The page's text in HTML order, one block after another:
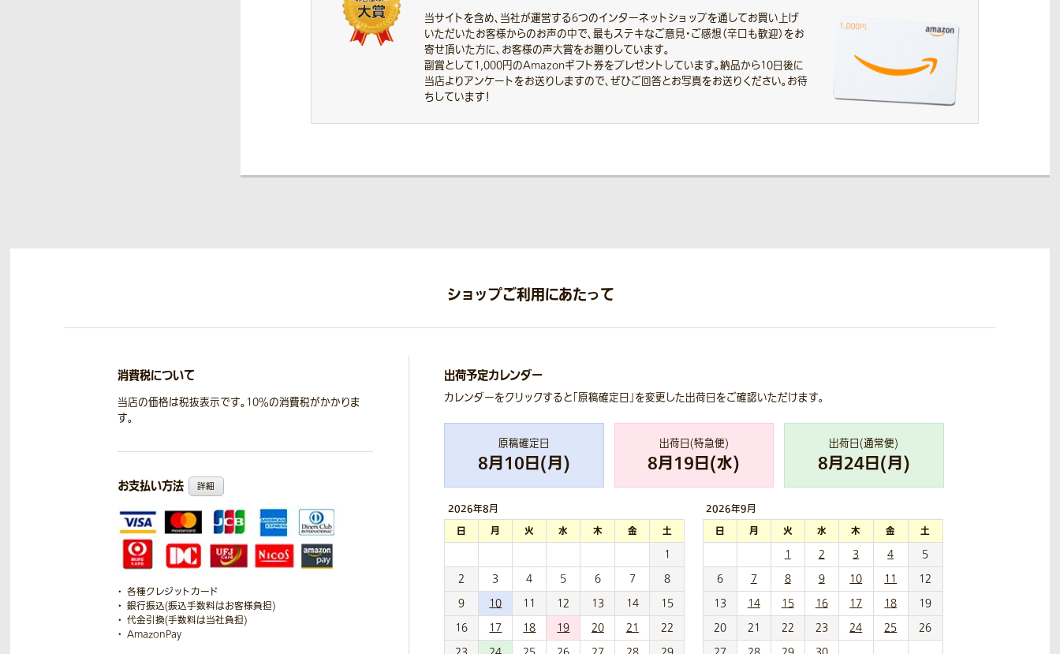
当サイトを含め、当社が運営する6つのインターネットショップを通してお買い上げ
いただいたお客様からのお声の中で、最もステキなご意見・ご感想（辛口も歓迎）をお
寄せ頂いた方に、お客様の声大賞をお贈りしています。
副賞として1,000円のAmazonギフト券をプレゼントしています。納品から10日後に
当店よりアンケートをお送りしますので、ぜひご回答とお写真をお送りください。お待
ちしています！
ショップご利用にあたって
消費税について
当店の価格は税抜表示です。10％の消費税がかかりま
す。
お支払い方法 詳細
各種クレジットカード
銀行振込(振込手数料はお客様負担)
代金引換(手数料は当社負担)
AmazonPay
出荷予定カレンダー
カレンダーをクリックすると「原稿確定日」を変更した出荷日をご確認いただけます。
原稿確定日
8月10日(月)
出荷日(特急便)
8月19日(水)
出荷日(通常便)
8月24日(月)
2026年8月
日 月 火 水 木 金
土
1
2
3 4 5 6 7
8
9
10 11 12 13 14
15
16
17 18 19 20 21
22
2026年9月
日 月 火 水 木 金
土
1
2 3 4
5
6
7 8 9 10 11
12
13
14 15 16 17 18
19
20
21 22 23 24 25
26